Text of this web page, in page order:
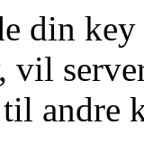
din
vil
andre